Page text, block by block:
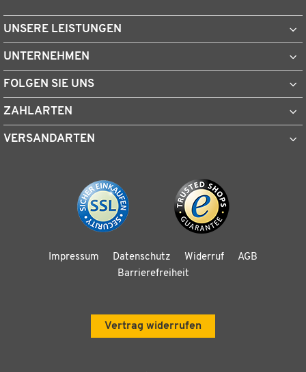
UNSERE LEISTUNGEN
UNTERNEHMEN
FOLGEN SIE UNS
ZAHLARTEN
VERSANDARTEN
Impressum Datenschutz Widerruf
AGB
Barrierefreiheit
Vertrag widerrufen